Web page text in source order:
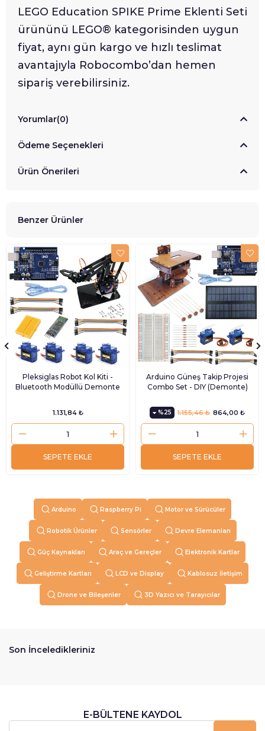
LEGO Education SPIKE Prime Eklenti Seti
ürününü LEGO® kategorisinden uygun
fiyat, aynı gün kargo ve hızlı teslimat
avantajıyla Robocombo’dan hemen
sipariş verebilirsiniz.
Yorumlar(0)
Ödeme Seçenekleri
Ürün Önerileri
Benzer Ürünler
Pleksiglas Robot Kol Kiti -
Bluetooth Modüllü Demonte
1.131,84 ₺
SEPETE EKLE
Arduino Güneş Takip Projesi
Combo Set - DIY (Demonte)
%25 864,00 ₺
1.155,46 ₺
SEPETE EKLE
Arduino Raspberry Pi Motor ve Sürücüler
Robotik Ürünler Sensörler Devre Elemanları
Güç Kaynakları Araç ve Gereçler Elektronik Kartlar
Geliştirme Kartları LCD ve Display Kablosuz İletişim
Drone ve Bileşenler 3D Yazıcı ve Tarayıcılar
Son İnceledikleriniz
E-BÜLTENE KAYDOL